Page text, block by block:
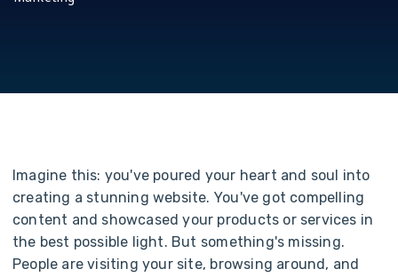
magine this: you've poured your heart and sou into
creating a stunning website. You've got compe ing
content and showcased your prod ucts or services in
the best possib e ight. But something's missing.
Peopl e are visiting your site, browsing around , and